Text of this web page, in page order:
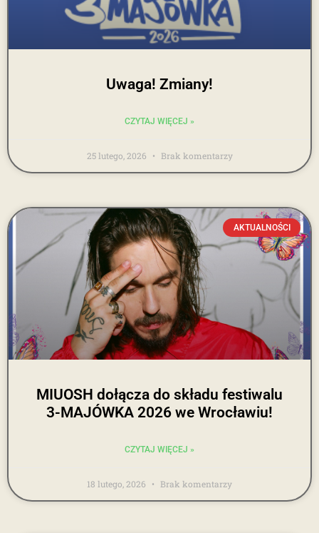
Uwaga! Zmiany!
CZYTAJ WIĘCEJ »
25 lutego, 2026 Brak komentarzy
AKTUALNOŚCI
MIUOSH dołącza do składu festiwalu
3-MAJÓWKA 2026 we Wrocławiu!
CZYTAJ WIĘCEJ »
18 lutego, 2026 Brak komentarzy